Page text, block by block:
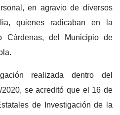
en agravio de diversos
quienes radicaban en la
Cárdenas, del Municipio de
realizada dentro del
se acreditó que el 16 de
de Investigación de la